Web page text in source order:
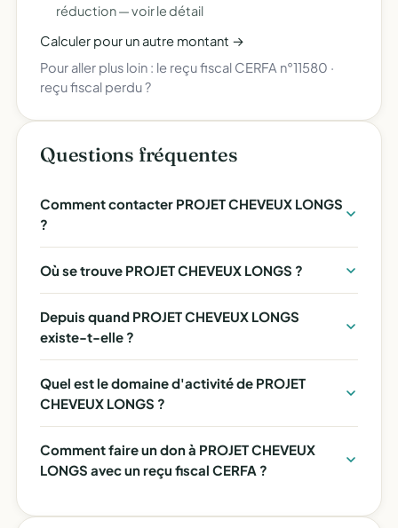
réduction —voir le détail
Calculer pour un autre montant →
Pour aller plus loin : le reçu fiscal CERFA n°11580 ·
reçu fiscal perdu ?
Questions fréquentes
Comment contacter PROJET CHEVEUX LONGS
?
Où se trouve PROJET CHEVEUX LONGS ?
Depuis quand PROJET CHEVEUX LONGS
existe-t-elle ?
Quel est le domaine d'activité de PROJET
CHEVEUX LONGS ?
Comment faire un don à PROJET CHEVEUX
LONGS avec un reçu fiscal CERFA ?